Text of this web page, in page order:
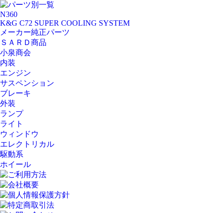
パーツ別一覧
N360
K&G C72 SUPER COOLING SYSTEM
メーカー純正パーツ
ＳＡＲＤ商品
小泉商会
内装
エンジン
サスペンション
ブレーキ
外装
ランプ
ライト
ウィンドウ
エレクトリカル
駆動系
ホイール
ご利用方法
会社概要
個人情報保護方針
特定商取引法